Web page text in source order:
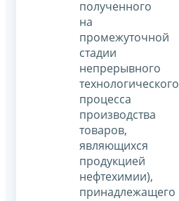
полученного
на
промежуточной
стадии
непрерывного
технологического
процесса
производства
товаров,
являющихся
продукцией
нефтехимии),
принадлежащего